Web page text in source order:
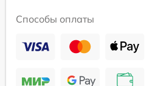
Способы оплаты